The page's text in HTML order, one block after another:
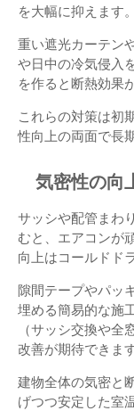
を大幅に抑えます。
重い遮光カーテン
や日中の冷気侵入
を作ると断熱効果
これらの対策は初
性向上の両面で長
気密性の向
サッシや配管まわ
むと、エアコンが
向上はコールドド
隙間テープやパッ
埋める簡易的な施
（サッシ交換や全
改善が期待できます
建物全体の気密と
げつつ安定した室